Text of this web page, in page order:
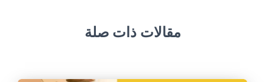
مقالات ذات صلة